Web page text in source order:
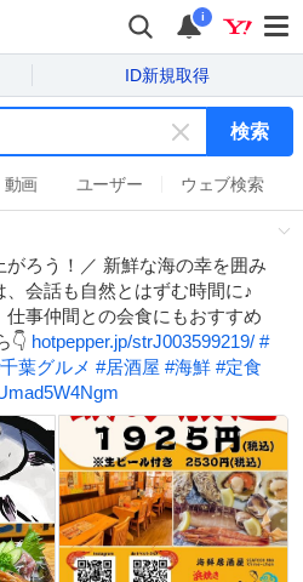
i
ID新規取得
キ
ー
ワ
ド
を
消
す
検索
動画 ユーザー ウェブ検索
がろう！／ 新鮮な海の幸を囲み
、会話も自然とはずむ時間に♪
仕事仲間との会食にもおすすめ
👇 hotpepper.jp/strJ003599219/ #
千葉グルメ #居酒屋 #海鮮 #定食